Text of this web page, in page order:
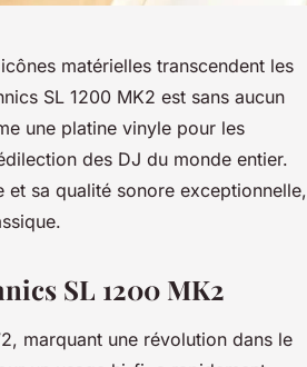
matérielles transcendent les
SL 1200 MK2 est sans aucun
une platine vinyle pour les
des DJ du monde entier.
sa qualité sonore exceptionnelle,
SL 1200 MK2
marquant une révolution dans le